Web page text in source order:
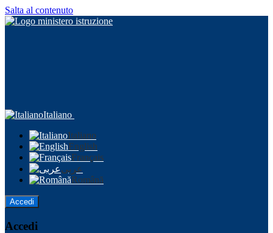
Salta al contenuto
Italiano
Italiano
English
Français
عربى
Română
Accedi
Accedi